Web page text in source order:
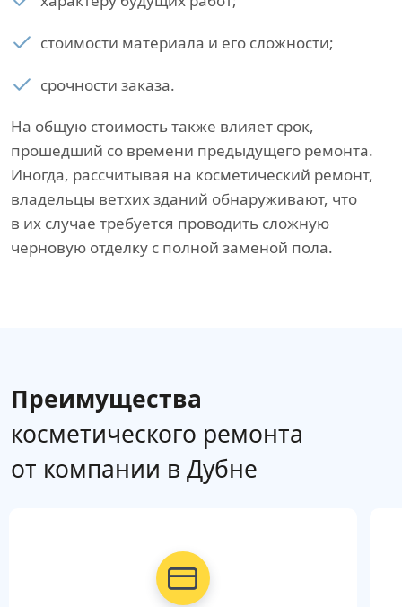
стоимости материала и его сложности;
срочности заказа.
На общую стоимость также влияет срок,
прошедший со времени предыдущего ремонта.
Иногда, рассчитывая на косметический ремонт,
владельцы ветхих зданий обнаруживают, что
в их случае требуется проводить сложную
черновую отделку с полной заменой пола.
Преимущества
косметического ремонта
от компании в Дубне